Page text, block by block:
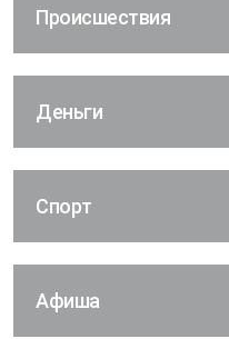
Происшествия
Деньги
Спорт
Афиша